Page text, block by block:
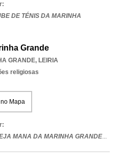
DE TÉNIS DA MARINHA
Grande
GRANDE, LEIRIA
religiosas
Mapa
MANA DA MARINHA GRANDE...